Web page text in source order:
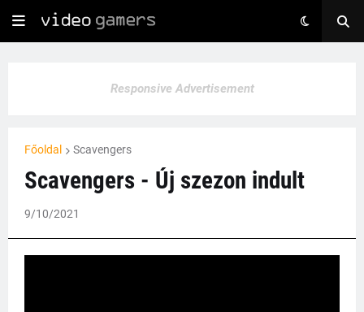
Responsive Advertisement
Főoldal Scavengers
Scavengers - Új szezon indult
9/10/2021